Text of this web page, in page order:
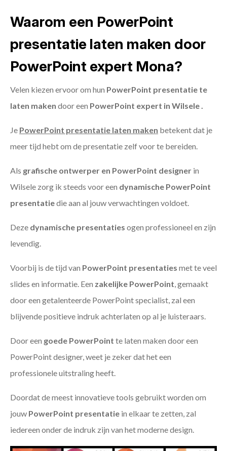
Waarom een PowerPoint
presentatie laten maken door
PowerPoint expert Mona?
Velen kiezen ervoor om hun PowerPoint presentatie te
laten maken door een PowerPoint expert in Wilsele .
Je PowerPoint presentatie laten maken betekent dat je
meer tijd hebt om de presentatie zelf voor te bereiden.
Als grafische ontwerper en PowerPoint designer in
Wilsele zorg ik steeds voor een dynamische PowerPoint
presentatiedie aan al jouw verwachtingen voldoet.
Deze dynamische presentaties ogen professioneel en zijn
levendig.
Voorbij is de tijd van PowerPoint presentaties met te veel
slides en informatie. Een zakelijke PowerPoint, gemaakt
door een getalenteerde PowerPoint specialist, zal een
blijvende positieve indruk achterlaten op al je luisteraars.
Door een goede PowerPoint te laten maken door een
PowerPoint designer, weet je zeker dat het een
professionele uitstraling heeft.
Doordat de meest innovatieve tools gebruikt worden om
jouw PowerPoint presentatie in elkaar te zetten, zal
iedereen onder de indruk zijn van het moderne design.